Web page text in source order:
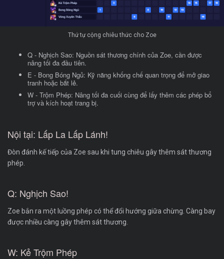
Thứ tự cộng chiêu thức cho Zoe
Q - Nghịch Sao: Nguồn sát thương chính của Zoe, cần được
nâng tối đa đầu tiên.
E - Bong Bóng Ngủ: Kỹ năng khống chế quan trọng để mở giao
tranh hoặc bắt lẻ.
W - Trộm Phép: Nâng tối đa cuối cùng để lấy thêm các phép bổ
trợ và kích hoạt trang bị.
Nội tại: Lấp La Lấp Lánh!
Đòn đánh kế tiếp của Zoe sau khi tung chiêu gây thêm sát thương
phép.
Q: Nghịch Sao!
Zoe bắn ra một luồng phép có thể đổi hướng giữa chừng. Càng bay
được nhiều càng gây thêm sát thương.
W: Kẻ Trộm Phép